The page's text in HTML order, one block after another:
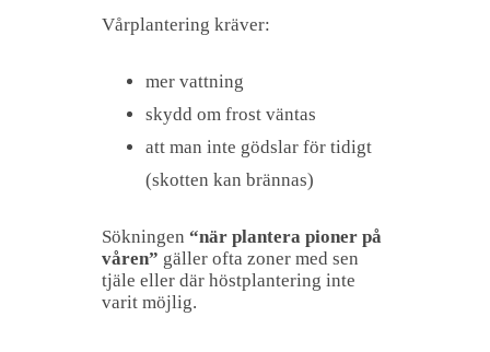
Vårplantering kräver:
mer vattning
skydd om frost väntas
att man inte gödslar för tidigt
(skotten kan brännas)
Sökningen “när plantera pioner på
våren” gäller ofta zoner med sen
tjäle eller där höstplantering inte
varit möjlig.